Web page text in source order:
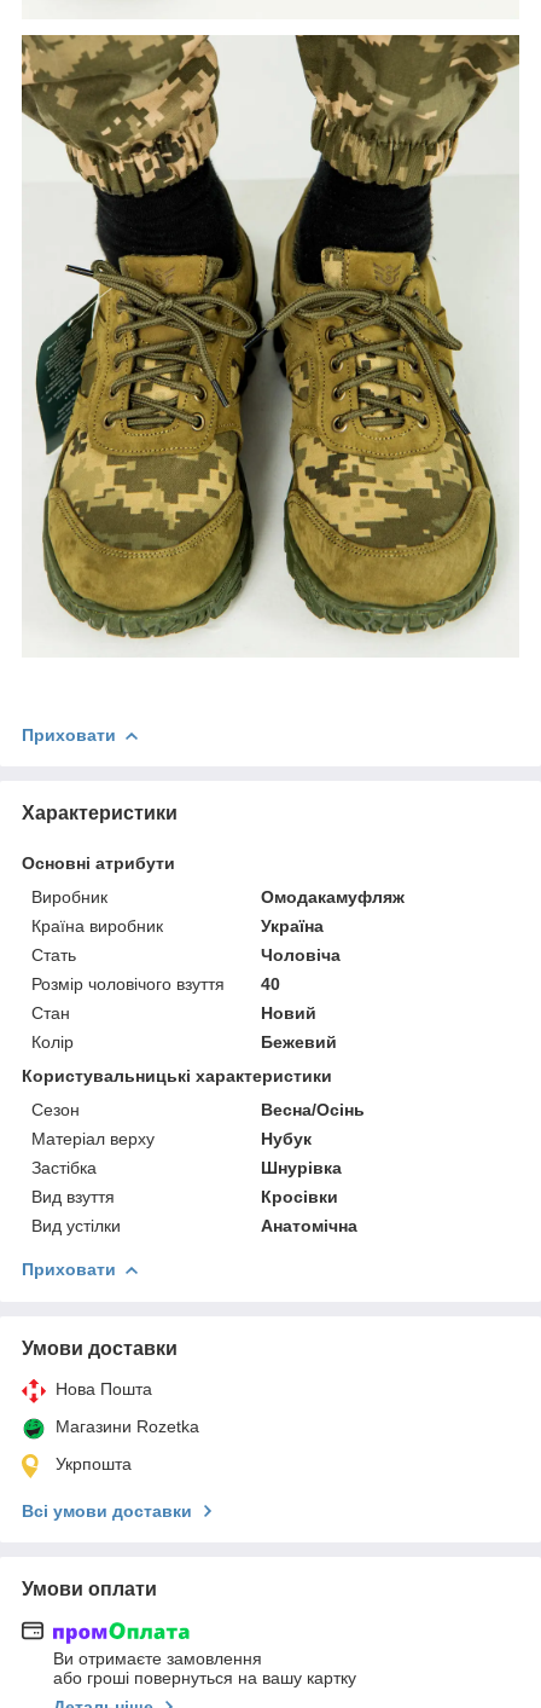
Приховати
Характеристики
Основні атрибути
Виробник
Омодакамуфляж
Країна виробник
Україна
Стать
Чоловіча
Розмір чоловічого взуття
40
Стан
Новий
Колір
Бежевий
Користувальницькі характеристики
Сезон
Весна/Осінь
Матеріал верху
Нубук
Застібка
Шнурівка
Вид взуття
Кросівки
Вид устілки
Анатомічна
Приховати
Умови доставки
Нова Пошта
Магазини Rozetka
Укрпошта
Всі умови доставки
Умови оплати
Ви отримаєте замовлення
або гроші повернуться на вашу картку